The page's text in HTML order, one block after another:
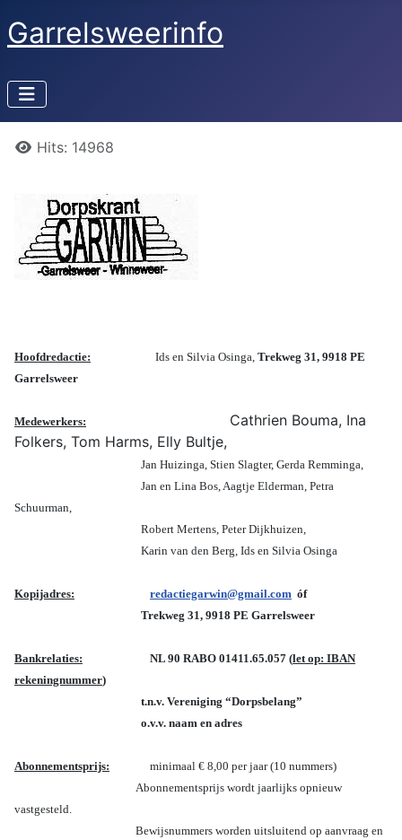
Garrelsweerinfo
DetailsHits: 14968
Hoofdredactie: Ids en Silvia Osinga, Trekweg 31, 9918 PE
Garrelsweer
Medewerkers:
Cathrien Bouma, Ina
Folkers, Tom Harms, Elly Bultje,
Jan Huizinga, Stien Slagter, Gerda Remminga,
Jan en Lina Bos, Aagtje Elderman, Petra
Schuurman,
Robert Mertens, Peter Dijkhuizen,
Karin van den Berg, Ids en Silvia Osinga
Kopijadres: redactiegarwin@gmail.com óf
Trekweg 31, 9918 PE Garrelsweer
Bankrelaties: NL 90 RABO 01411.65.057 (let op: IBAN
rekeningnummer)
t.n.v. Vereniging “Dorpsbelang”
o.v.v. naam en adres
Abonnementsprijs: minimaal € 8,00 per jaar (10 nummers)
Abonnementsprijs wordt jaarlijks opnieuw
vastgesteld.
Bewijsnummers worden uitsluitend op aanvraag en